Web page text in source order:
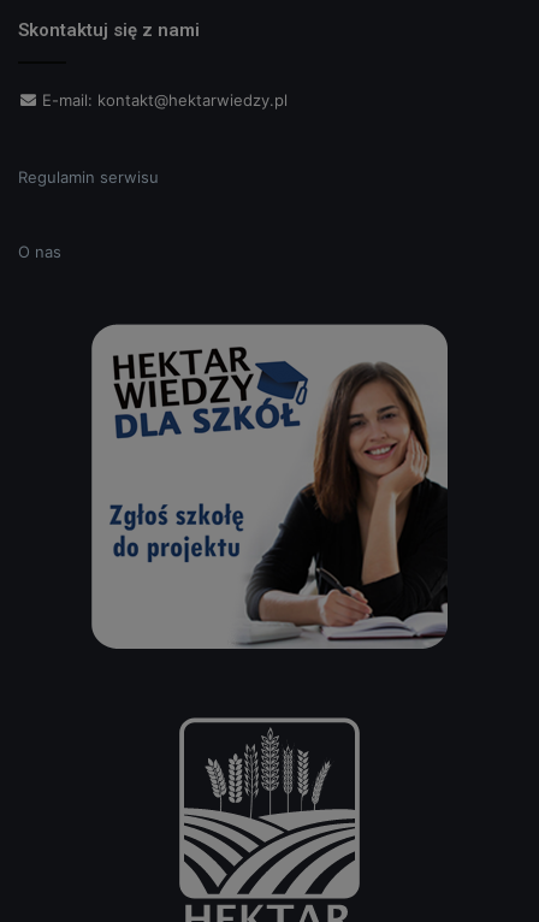
Skontaktuj się z nami
E-mail: kontakt@hektarwiedzy.pl
Regulamin serwisu
O nas